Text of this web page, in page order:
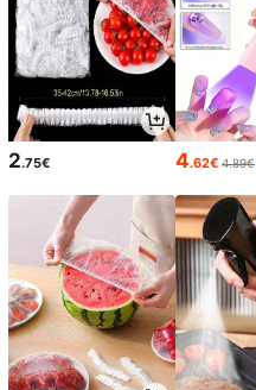
2.75€ 4.62€ 4.89€